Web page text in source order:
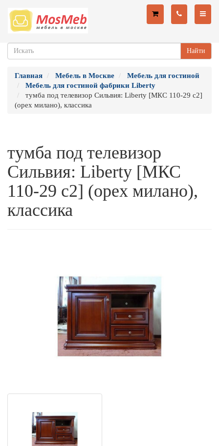
Найти
Главная Мебель в Москве
Мебель для гостиной
Мебель для гостиной фабрики Liberty
тумба под телевизор Сильвия: Liberty [МКС 110-29 с2]
(орех милано), классика
тумба под телевизор
Сильвия: Liberty [МКС
110-29 с2] (орех милано),
классика